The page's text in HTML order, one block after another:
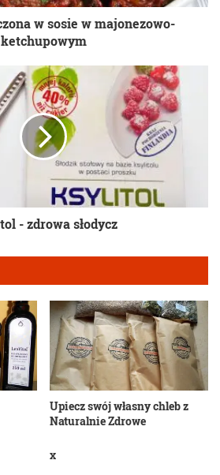
w sosie w majonezowo-
ketchupowym
- zdrowa słodycz
Upiecz swój własny chleb z
Naturalnie Zdrowe
x